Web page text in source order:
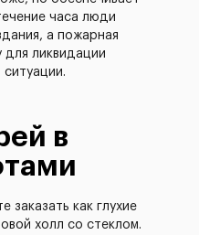
часа люди
а пожарная
для ликвидации
в
заказать как глухие
холл со стеклом.